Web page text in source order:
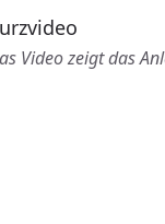
Video zeigt das